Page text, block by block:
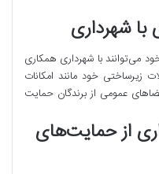
می‌توانند با شهرداری همکاری
زیرساختی خود مانند امکانات
عمومی از برندگان حمایت
حمایت‌های